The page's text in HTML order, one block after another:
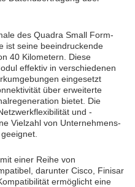
des Quadra Small Form-
ist seine beeindruckende
40 Kilometern. Diese
effektiv in verschiedenen
eingesetzt
über erweiterte
bietet. Die
und -
Vielzahl von Unternehmens-
einer Reihe von
darunter Cisco, Finisar
ermöglicht eine